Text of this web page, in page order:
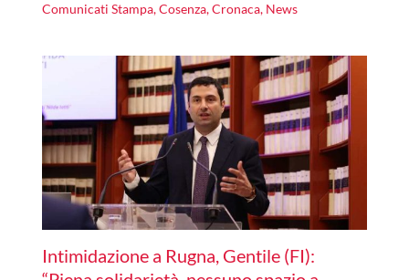
Comunicati Stampa,Cosenza,Cronaca, News
Intimidazione a Rugna, Gentile (FI):